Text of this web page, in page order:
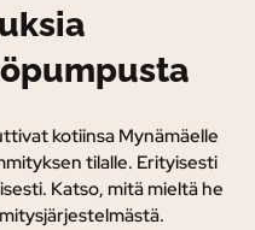
kotiinsa Mynämäelle
tilalle. Erityisesti
Katso, mitä mieltä he